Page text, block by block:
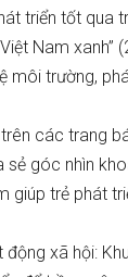
triển tốt qua
Nam xanh”
môi trường,
các trang
sẻ góc nhìn
giúp trẻ phát
xã hội: